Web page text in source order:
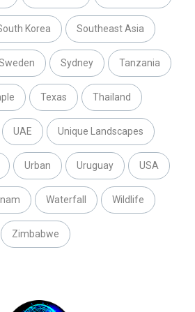
Korea Southeast Asia
Sydney Tanzania
Texas Thailand
UAE Unique Landscapes
Urban Uruguay USA
Waterfall Wildlife
Zimbabwe